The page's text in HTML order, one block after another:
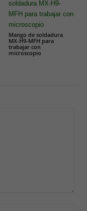
Mango de soldadura
MX-H9-MFH para
trabajar con
microscopio